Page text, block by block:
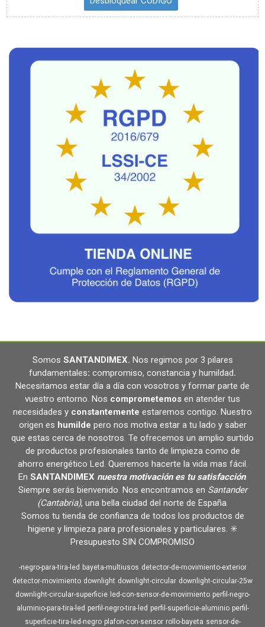
Somos SANTANDIMEX. Nos regimos por 3 pilares
fundamentales: compromiso, constancia y humildad.
Necesitamos estar día a día con vosotros y formar parte de
vuestro entorno. Nos comprometemos en atender tus
necesidades y constantemente estaremos contigo. Nuestro
origen es humilde pero nos motiva estar a tu lado y saber
que estas cerca de nosotros. Te ofrecemos un amplio surtido
de productos profesionales tanto de limpieza como de
ahorro energético Led. Queremos hacerte la vida mas fácil.
En SANTANDIMEX nuestra motivación es tu satisfacción.
Siempre serás bienvenido. Nos encontramos en Santander
(Cantabria), una bella ciudad del norte de España.
Somos tu tienda de confianza de todos los productos de
higiene y limpieza para profesionales y particulares. ✳️
Presupuesto SIN COMPROMISO
-negro-para-tira-led bayeta-multiusos detector-de-movimiento-exterior
detector-movimiento downlight downlight-circular downlight-circular-25w
downlight-circular-superficie
led-con-sensor-de-movimiento perfil-negro-
aluminio-para-tira-led perfil-negro-tira-led perfil-superficie-aluminio perfil-
superficie-tira-led-negro plafon-con-sensor rollo-bayeta sensor-de-